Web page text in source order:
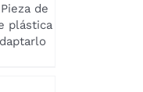
de
plástica